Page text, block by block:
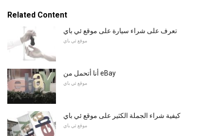
Related Content
تعرف على شراء سيارة على موقع ئي باي
موقع ئي باي
أنا أتحمل من eBay
موقع ئي باي
كيفية شراء الجملة الكثير على موقع ئي باي
موقع ئي باي